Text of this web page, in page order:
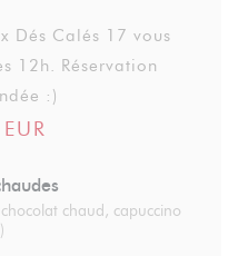
Dés Calés 17 vous
12h. Réservation
:)
chaud, capuccino